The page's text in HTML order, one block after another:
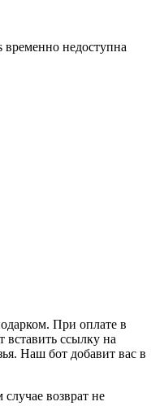
недоступна
При оплате в
вставить ссылку на
Наш бот добавит вас в
возврат не